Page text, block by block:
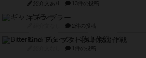
紹介文あり 13件の投稿
ギャンブラー
2件の投稿
Bitter End ブタペスト救出作戦
1件の投稿